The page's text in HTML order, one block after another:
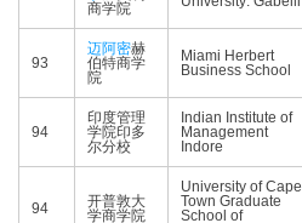
商学院
93
迈阿密赫
伯特商学
院
Miami Herbert
Business School
94
印度管理
学院印多
尔分校
Indian Institute of
Management
Indore
94
开普敦大
学商学院
University of Cape
Town Graduate
School of